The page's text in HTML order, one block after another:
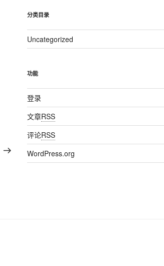
篇
分类目录
Uncategorized
功能
登录
文章RSS
评论RSS
WordPress.org